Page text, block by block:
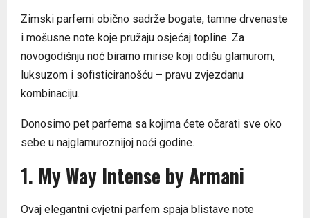
Zimski parfemi obično sadrže bogate, tamne drvenaste
i mošusne note koje pružaju osjećaj topline. Za
novogodišnju noć biramo mirise koji odišu glamurom,
luksuzom i sofisticiranošću – pravu zvjezdanu
kombinaciju.
Donosimo pet parfema sa kojima ćete očarati sve oko
sebe u najglamuroznijoj noći godine.
1. My Way Intense by Armani
Ovaj elegantni cvjetni parfem spaja blistave note